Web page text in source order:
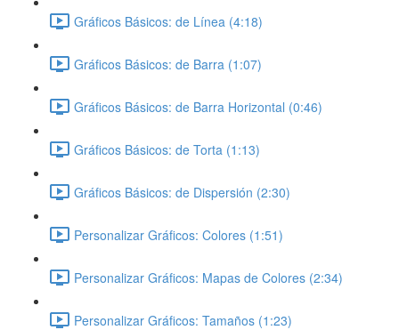
Gráficos Básicos: de Línea (4:18)
Gráficos Básicos: de Barra (1:07)
Gráficos Básicos: de Barra Horizontal (0:46)
Gráficos Básicos: de Torta (1:13)
Gráficos Básicos: de Dispersión (2:30)
Personalizar Gráficos: Colores (1:51)
Personalizar Gráficos: Mapas de Colores (2:34)
Personalizar Gráficos: Tamaños (1:23)